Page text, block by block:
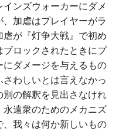
ンズウォーカーにダメ
加虐はプレイヤーがラ
が『灯争大戦』で初め
ロックされたときにプ
ダメージを与えるもの
わしいとは言えなかっ
の解釈を見出さなけれ
遠衆のためのメカニズ
我々は何か新しいもの